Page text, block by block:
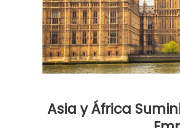
Asia y África